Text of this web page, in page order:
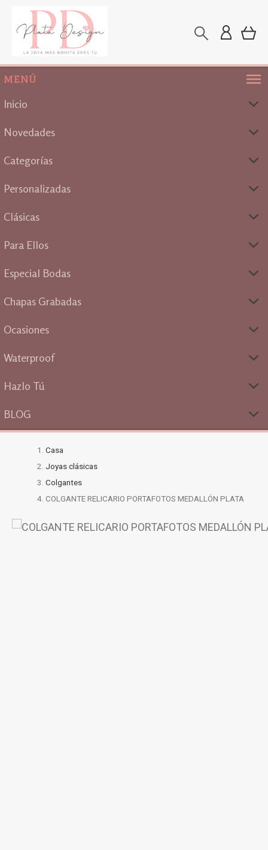
MENÚ
Inicio
Novedades
Categorías
Personalizadas
Clásicas
Para Ellos
Especial Bodas
Chapas Grabadas
Ocasiones
Waterproof
Hazlo Tú
BLOG
Casa
Joyas clásicas
Colgantes
COLGANTE RELICARIO PORTAFOTOS MEDALLÓN PLATA